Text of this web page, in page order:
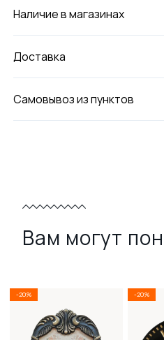
Наличие в магазинах
Доставка
Самовывоз из пунктов
Вам могут
-20% -20%